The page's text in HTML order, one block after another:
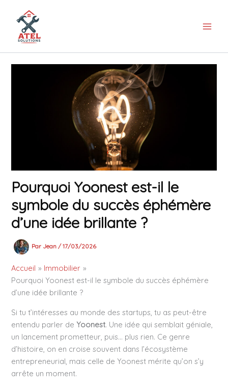
contenu
Pourquoi Yoonest est-il le
symbole du succès éphémère
d’une idée brillante ?
Par Jean/17/03/2026
Accueil
Immobilier
Pourquoi Yoonest est-il le symbole du succès éphémère
d’une idée brillante ?
Si tu t’intéresses au monde des startups, tu as peut-être
entendu parler deYoonest. Une idée qui semblait géniale,
un lancement prometteur, puis… plus rien. Ce genre
d’histoire, on en croise souvent dans l’écosystème
entrepreneurial, mais celle de Yoonest mérite qu’on s’y
arrête un moment.